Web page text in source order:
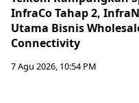
InfraCo Tahap 2,
Utama Bisnis
Connectivity
7 Agu 2026, 10:54 PM